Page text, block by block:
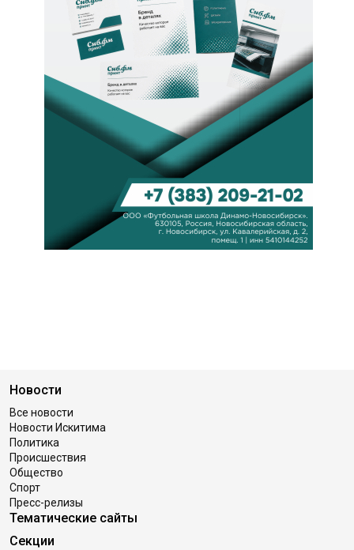
Новости
Все новости
Новости Искитима
Политика
Происшествия
Общество
Спорт
Пресс-релизы
Тематические сайты
Секции